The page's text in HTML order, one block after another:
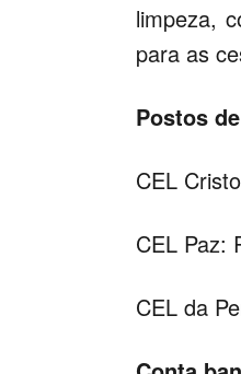
limpeza,
para as
Postos
CEL
CEL Paz:
CEL da